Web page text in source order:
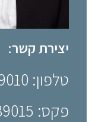
יצירת קשר:
טלפון: 03-9239010
פקס: 03-9239015